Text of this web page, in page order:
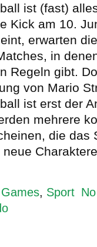
ist (fast)
Kick am 10.
erwarten
in
Regeln gibt.
von Mario
ist erst der
mehrere
die das
Games, Sport